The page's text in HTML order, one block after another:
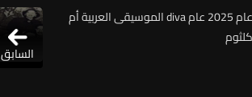
عام 2025 عام diva الموسيقى العربية أم
كلثوم
السابق